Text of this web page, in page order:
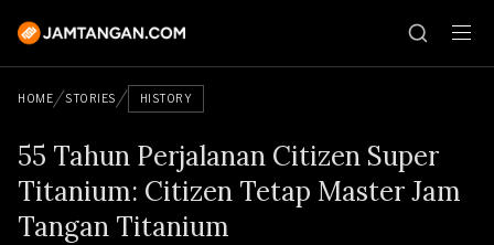
HOME STORIES HISTORY
55 Tahun Perjalanan Citizen Super
Titanium: Citizen Tetap Master Jam
Tangan Titanium